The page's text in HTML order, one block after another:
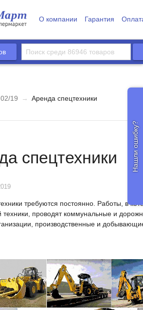
О компании Гарантия
19 → Аренда спецтехники
спецтехники
требуются постоянно. Работы, в
техники, проводят коммунальные и
производственные и
Нашли ошибку?